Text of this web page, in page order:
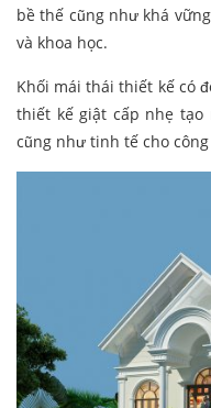
bề thế cũng như khá
và khoa học.
Khối mái thái thiết kế có
thiết kế giật cấp nhẹ
cũng như tinh tế cho